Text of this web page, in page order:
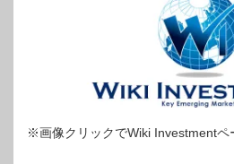
※画像クリックでWiki Investmentペ